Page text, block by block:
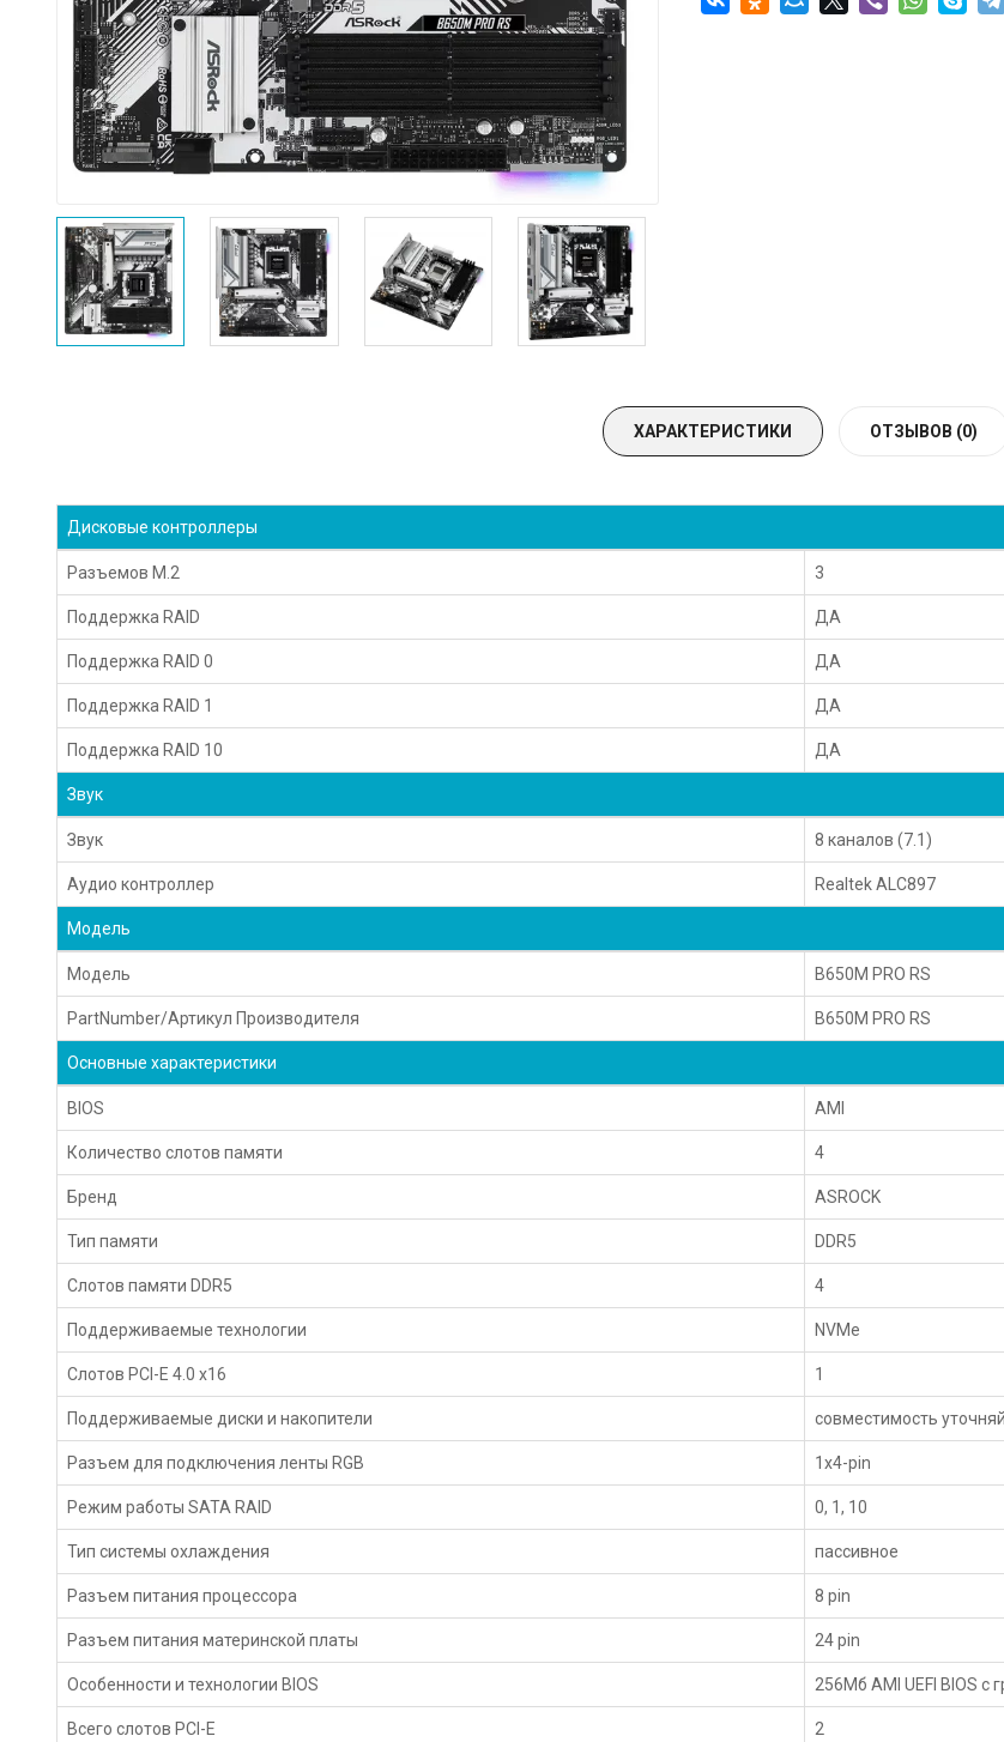
ХАРАКТЕРИСТИКИ ОТЗЫВОВ (0)
Дисковые контроллеры
Разъемов M.2 3
Поддержка RAID ДА
Поддержка RAID 0 ДА
Поддержка RAID 1 ДА
Поддержка RAID 10 ДА
Звук
Звук 8 каналов (7.1)
Аудио контроллер Realtek ALC897
Модель
Модель B650M PRO RS
PartNumber/Артикул Производителя B650M PRO RS
Основные характеристики
BIOS AMI
Количество слотов памяти 4
Бренд ASROCK
Тип памяти DDR5
Слотов памяти DDR5 4
Поддерживаемые технологии NVMe
Слотов PCI-E 4.0 x16 1
Поддерживаемые диски и накопители совместимость
Разъем для подключения ленты RGB 1x4-pin
Режим работы SATA RAID 0, 1, 10
Тип системы охлаждения пассивное
Разъем питания процессора 8 pin
Разъем питания материнской платы 24 pin
Особенности и технологии BIOS 256Мб AMI UEFI BIOS с
Всего слотов PCI-E 2